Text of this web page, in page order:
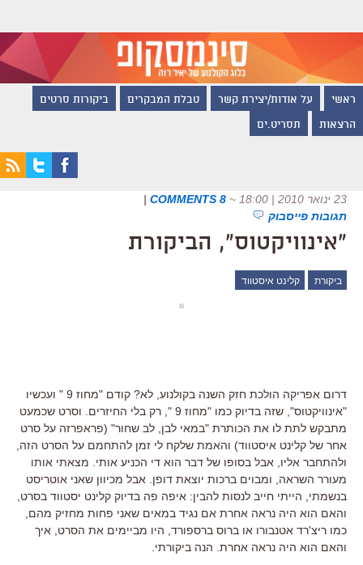
ראשי על אודות/יצירת קשר טבלת המבקרים ביקורות סרטים
הרצאות תסריט.ים
23 ינואר 2010 | 18:00 ~
8 COMMENTS
|
תגובות פייסבוק
"אינוויקטוס", הביקורת
ביקורת קלינט איסטווד
דרום אפריקה הולכת חזק השנה בקולנוע, לא? קודם "מחוז 9 " ועכשיו
"אינוויקטוס", שזה בדיוק כמו "מחוז 9 ", רק בלי החיזרים. וסרט שכמעט
מתבקש לתת לו את הכותרת "במאי לבן, לב שחור" (פראפרזה על סרט
אחר של קלינט איסטווד) והאמת שלקח לי זמן להתחמם על הסרט הזה,
ולהתחבר אליו, אבל בסופו של דבר הוא די הכניע אותי. מצאתי אותו
מעורר השראה, ומבוים ברכות יוצאת דופן. אבל מכיוון שאני אוטריסט
בנשמתי, הייתי חייב לנסות להבין: איפה פה בדיוק קלינט יסטווד בסרט,
והאם הוא היה נראה אחרת אם נגיד במאים שאני פחות מחזיק מהם,
כמו ריצ'רד אטנבורו או ברוס ברספורד, היו מביימים את הסרט, איך
והאם הוא היה נראה אחרת. הנה ביקורתי.